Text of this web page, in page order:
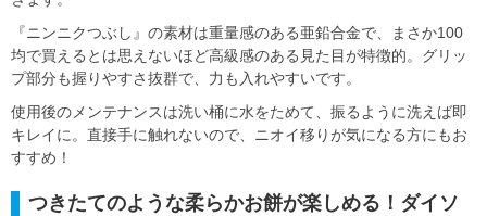
『ニンニクつぶし』の素材は重量感のある亜鉛合金で、まさか100
均で買えるとは思えないほど高級感のある見た目が特徴的。グリッ
プ部分も握りやすさ抜群で、力も入れやすいです。
使用後のメンテナンスは洗い桶に水をためて、振るように洗えば即
キレイに。直接手に触れないので、ニオイ移りが気になる方にもお
すすめ！
つきたてのような柔らかお餅が楽しめる！ダイソ